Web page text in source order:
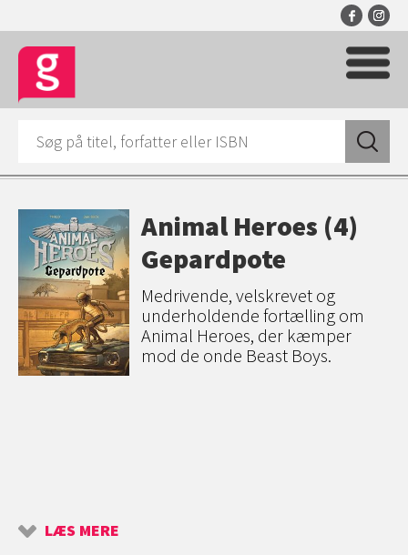
Animal Heroes (4)
Gepardpote
Medrivende, velskrevet og
underholdende fortælling om
Animal Heroes, der kæmper
mod de onde Beast Boys.
LÆS MERE